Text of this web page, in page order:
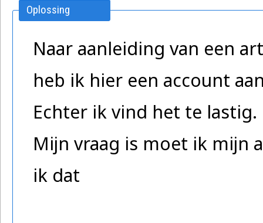
Oplossing
Naar aanleiding van een
heb ik hier een account
Echter ik vind het te lastig.
Mijn vraag is moet ik mijn
ik dat